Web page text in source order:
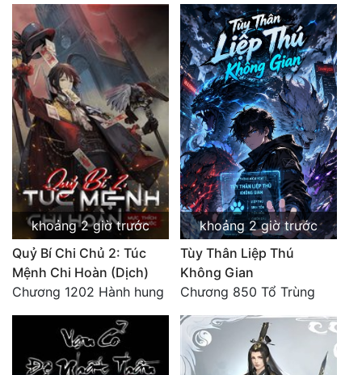
khoảng 2 giờ trước
Quỷ Bí Chi Chủ 2: Túc
Mệnh Chi Hoàn (Dịch)
Chương 1202 Hành hung
khoảng 2 giờ trước
Tùy Thân Liệp Thú
Không Gian
Chương 850 Tổ Trùng